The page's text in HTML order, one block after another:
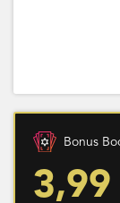
Bonus
3,99